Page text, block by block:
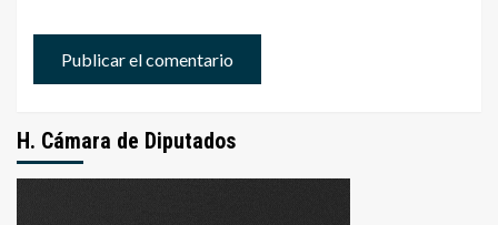
H. Cámara de Diputados